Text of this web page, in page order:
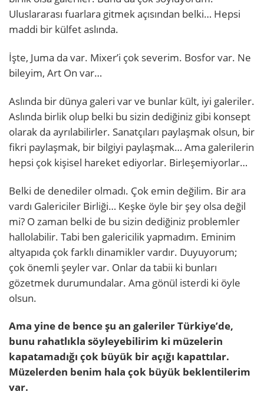
Uluslararası fuarlara gitmek açısından belki… Hepsi
maddi bir külfet aslında.
İşte, Juma da var. Mixer’i çok severim. Bosfor var. Ne
bileyim, Art On var…
Aslında bir dünya galeri var ve bunlar kült, iyi galeriler.
Aslında birlik olup belki bu sizin dediğiniz gibi konsept
olarak da ayrılabilirler. Sanatçıları paylaşmak olsun, bir
fikri paylaşmak, bir bilgiyi paylaşmak… Ama galerilerin
hepsi çok kişisel hareket ediyorlar. Birleşemiyorlar…
Belki de denediler olmadı. Çok emin değilim. Bir ara
vardı Galericiler Birliği… Keşke öyle bir şey olsa değil
mi? O zaman belki de bu sizin dediğiniz problemler
hallolabilir. Tabi ben galericilik yapmadım. Eminim
altyapıda çok farklı dinamikler vardır. Duyuyorum;
çok önemli şeyler var. Onlar da tabii ki bunları
gözetmek durumundalar. Ama gönül isterdi ki öyle
olsun.
Ama yine de bence şu an galeriler Türkiye’de,
bunu rahatlıkla söyleyebilirim ki müzelerin
kapatamadığı çok büyük bir açığı kapattılar.
Müzelerden benim hala çok büyük beklentilerim
var.